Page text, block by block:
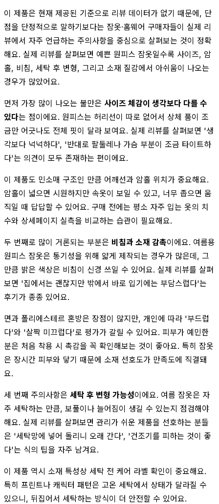
이 제품은 현재 제공된 기준으로 리뷰 데이터가 없기 때문에, 단
점을 단정적으로 말하기보다는 잠옷·홈웨어 구매자들이 실제 리
뷰에서 자주 언급하는 주의사항을 중심으로 살펴보는 것이 정확
해요. 실제 리뷰를 살펴보면 예쁜 원피스 잠옷일수록 사이즈, 암
홀, 비침, 세탁 후 변형, 그리고 소재 질감에서 아쉬움이 나오는
경우가 많았어요.
먼저 가장 많이 나오는 불만은 사이즈 체감이 생각보다 다를 수
있다는 점이에요. 원피스는 허리선이 따로 없어서 상체 품이 조
금만 어긋나도 전체 핏이 달라 보여요. 실제 리뷰를 살펴보면 '생
각보다 넉넉하다', '반대로 팔둘레나 가슴 부분이 조금 타이트하
다'는 의견이 모두 존재하는 편이에요.
이 제품도 민소매 구조인 만큼 어깨선과 암홀 위치가 중요해요.
암홀이 넓으면 시원하지만 속옷이 보일 수 있고, 너무 좁으면 움
직일 때 답답할 수 있어요. 구매 전에는 평소 자주 입는 옷의 치
수와 상세페이지 실측을 비교하는 습관이 필요해요.
두 번째로 많이 거론되는 부분은 비침과 소재 감촉이에요. 여름용
원피스 잠옷은 통기성을 위해 얇게 제작되는 경우가 많은데, 그
만큼 밝은 색상은 비침이 신경 쓰일 수 있어요. 실제 리뷰를 살펴
보면 '집에서는 괜찮지만 밖에서 바로 입기에는 부담스럽다'는
후기가 종종 있어요.
면과 폴리에스테르 혼방은 장점이 많지만, 개인에 따라 '부드럽
다'와 '살짝 미끄럽다'로 평가가 갈릴 수 있어요. 피부가 예민한
분은 처음 착용 시 촉감을 꼭 확인해보는 것이 좋아요. 특히 잠옷
은 장시간 피부와 닿기 때문에 소재 선호도가 만족도에 직결돼
요.
세 번째 주의사항은 세탁 후 변형 가능성이에요. 여름 잠옷은 자
주 세탁하는 만큼, 보풀이나 늘어짐이 생길 수 있는지 점검해야
해요. 실제 리뷰를 살펴보면 관리가 쉬운 제품을 선호하는 분들
은 '세탁망에 넣어 돌리니 오래 간다', '건조기를 피하는 것이 좋
다'는 식의 팁을 자주 남겨요.
이 제품 역시 소재 특성상 세탁 전 케어 라벨 확인이 중요해요.
특히 프린트나 캐릭터 패턴은 고온 세탁에서 상태가 달라질 수
있으니, 뒤집어서 세탁하는 방식이 더 안전할 수 있어요.